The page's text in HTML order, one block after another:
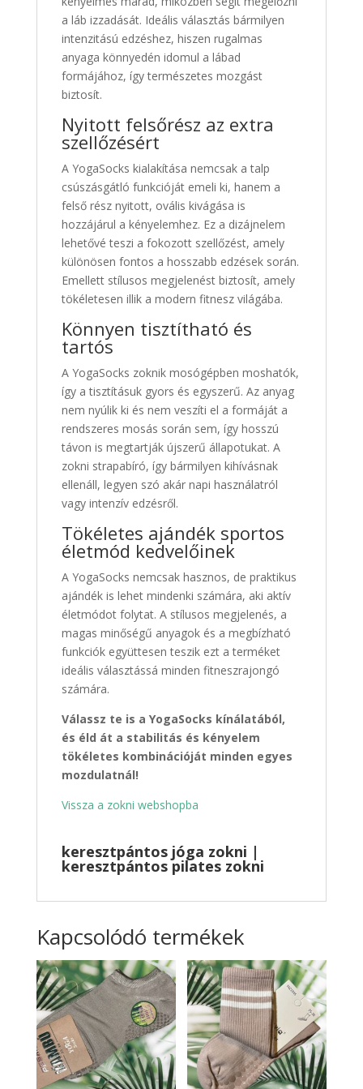
a láb izzadását. Ideális választás bármilyen
intenzitású edzéshez, hiszen rugalmas
anyaga könnyedén idomul a lábad
formájához, így természetes mozgást
biztosít.
Nyitott felsőrész az extra
szellőzésért
A YogaSocks kialakítása nemcsak a talp
csúszásgátló funkcióját emeli ki, hanem a
felső rész nyitott, ovális kivágása is
hozzájárul a kényelemhez. Ez a dizájnelem
lehetővé teszi a fokozott szellőzést, amely
különösen fontos a hosszabb edzések során.
Emellett stílusos megjelenést biztosít, amely
tökéletesen illik a modern fitnesz világába.
Könnyen tisztítható és
tartós
A YogaSocks zoknik mosógépben moshatók,
így a tisztításuk gyors és egyszerű. Az anyag
nem nyúlik ki és nem veszíti el a formáját a
rendszeres mosás során sem, így hosszú
távon is megtartják újszerű állapotukat. A
zokni strapabíró, így bármilyen kihívásnak
ellenáll, legyen szó akár napi használatról
vagy intenzív edzésről.
Tökéletes ajándék sportos
életmód kedvelőinek
A YogaSocks nemcsak hasznos, de praktikus
ajándék is lehet mindenki számára, aki aktív
életmódot folytat. A stílusos megjelenés, a
magas minőségű anyagok és a megbízható
funkciók együttesen teszik ezt a terméket
ideális választássá minden fitneszrajongó
számára.
Válassz te is a YogaSocks kínálatából,
és éld át a stabilitás és kényelem
tökéletes kombinációját minden egyes
mozdulatnál!
Vissza a zokni webshopba
keresztpántos jóga zokni |
keresztpántos pilates zokni
Kapcsolódó termékek